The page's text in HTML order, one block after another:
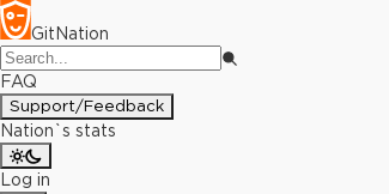
GitNation
FAQ
Support/Feedback
Nation`s stats
Log in